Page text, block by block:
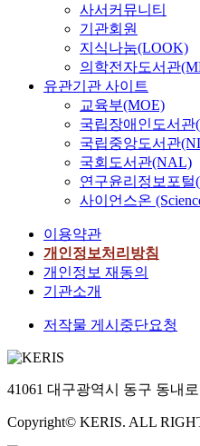
사서커뮤니티
기관회원
지식나눔(LOOK)
의학전자도서관
유관기관 사이트
교육부(MOE)
국립장애인도서관
국립중앙도서관
국회도서관(NAL)
연구윤리정보포털
사이언스온
이용약관
개인정보처리방침
개인정보 재동의
기관소개
저작물 게시중단요청
41061 대구광역시 동구 동내
Copyright© KERIS. ALL